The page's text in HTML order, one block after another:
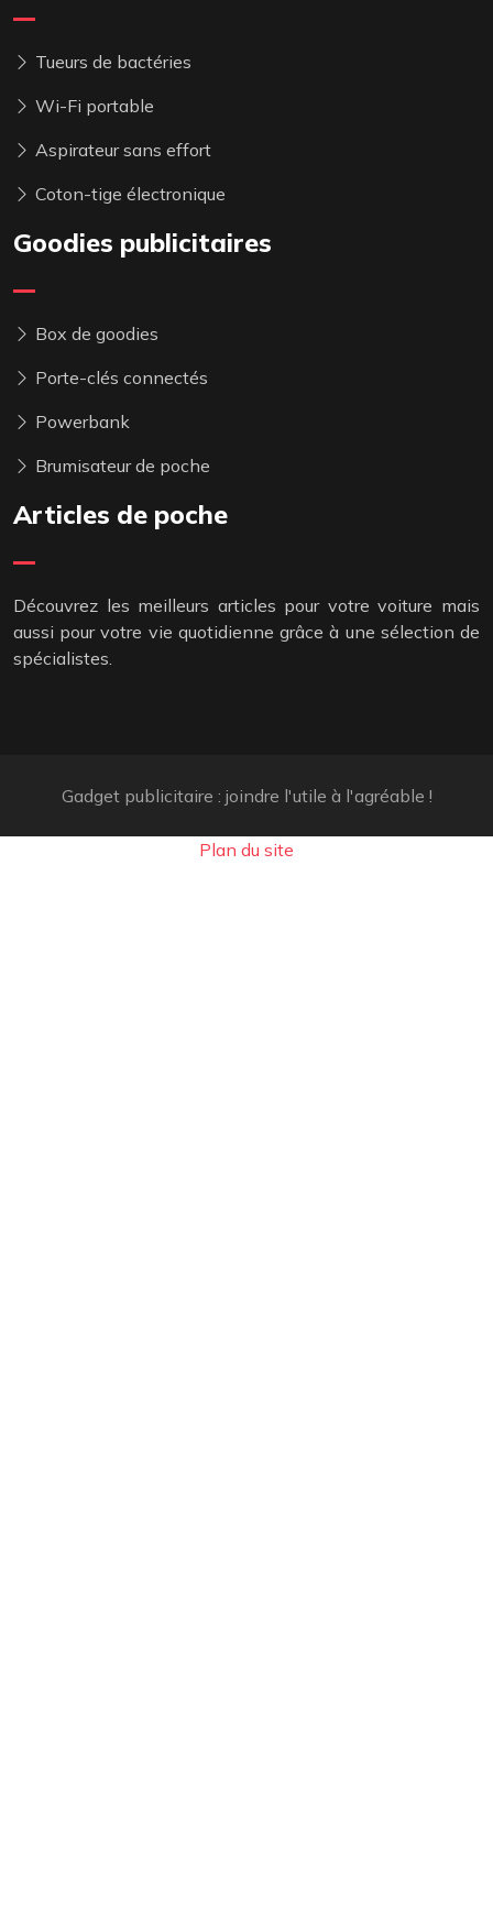
Tueurs de bactéries
Wi-Fi portable
Aspirateur sans effort
Coton-tige électronique
Goodies publicitaires
Box de goodies
Porte-clés connectés
Powerbank
Brumisateur de poche
Articles de poche
Découvrez les meilleurs articles pour votre voiture mais
aussi pour votre vie quotidienne grâce à une sélection de
spécialistes.
Gadget publicitaire : joindre l'utile à l'agréable !
Plan du site